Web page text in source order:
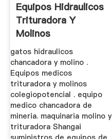
Equipos Hidraulicos
Trituradora Y
Molinos
gatos hidraulicos
chancadora y molino .
Equipos medicos
trituradora y molinos
colegiopotencial . equipo
medico chancadora de
mineria. maquinaria molino y
trituradora Shangai